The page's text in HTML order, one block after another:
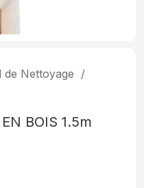
de Nettoyage
BOIS 1.5m